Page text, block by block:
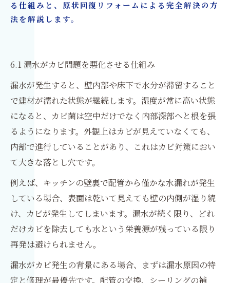
る仕組みと、原状回復リフォームによる完全解決の方
法を解説します。
6.1 漏水がカビ問題を悪化させる仕組み
漏水が発生すると、壁内部や床下で水分が滞留すること
で建材が濡れた状態が継続します。湿度が常に高い状態
になると、カビ菌は空中だけでなく内部深部へと根を張
るようになります。外観上はカビが見えていなくても、
内部で進行していることがあり、これはカビ対策におい
て大きな落とし穴です。
例えば、キッチンの壁裏で配管から僅かな水漏れが発生
している場合、表面は乾いて見えても壁の内側が湿り続
け、カビが発生してしまいます。漏水が続く限り、どれ
だけカビを除去しても水という栄養源が残っている限り
再発は避けられません。
漏水がカビ発生の背景にある場合、まずは漏水原因の特
定と修理が最優先です。配管の交換、シーリングの補